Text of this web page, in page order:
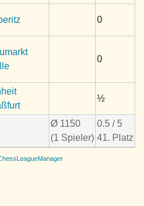
0
0
½
Ø 1150
(1 Spieler)
0.5 / 5
41. Platz